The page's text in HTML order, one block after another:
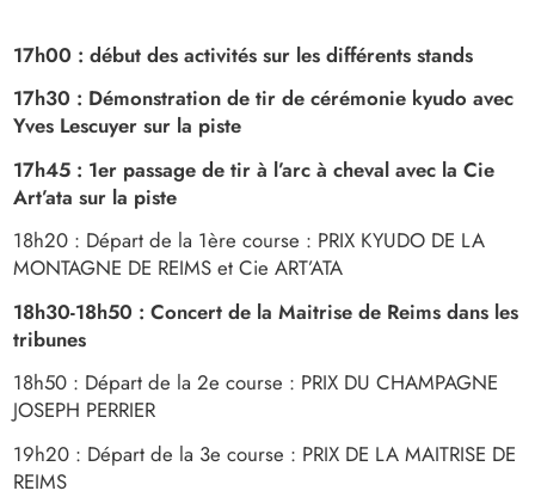
17h00 : début des activités sur les différents stands
17h30 : Démonstration de tir de cérémonie kyudo avec
Yves Lescuyer sur la piste
17h45 : 1er passage de tir à l’arc à cheval avec la Cie
Art’ata sur la piste
18h20 : Départ de la 1ère course : PRIX KYUDO DE LA
MONTAGNE DE REIMS et Cie ART’ATA
18h30-18h50 : Concert de la Maitrise de Reims dans les
tribunes
18h50 : Départ de la 2e course : PRIX DU CHAMPAGNE
JOSEPH PERRIER
19h20 : Départ de la 3e course : PRIX DE LA MAITRISE DE
REIMS